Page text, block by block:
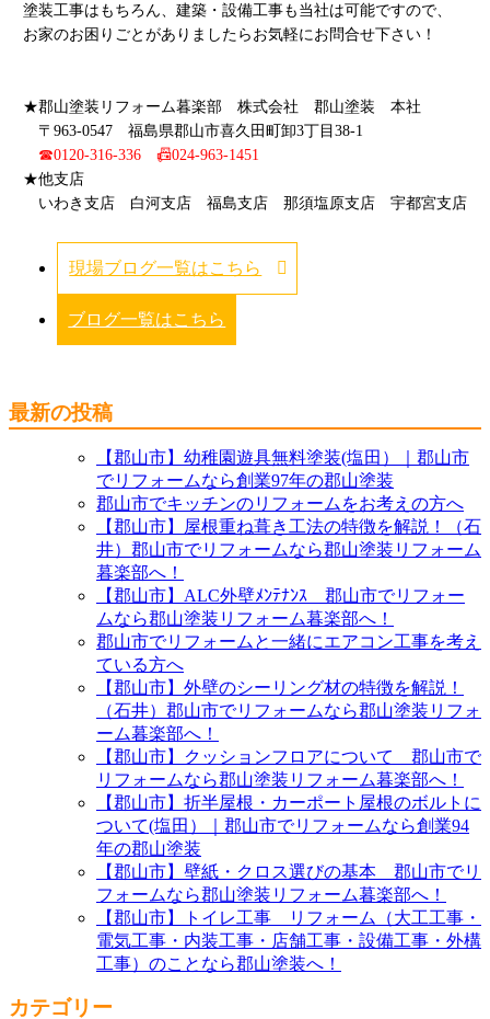
塗装工事はもちろん、建築・設備工事も当社は可能ですので、
お家のお困りごとがありましたらお気軽にお問合せ下さい！
★郡山塗装リフォーム暮楽部 株式会社 郡山塗装 本社
〒963-0547 福島県郡山市喜久田町卸3丁目38-1
☎0120-316-336 📠024-963-1451
★他支店
いわき支店 白河支店 福島支店 那須塩原支店 宇都宮支店
現場ブログ一覧はこちら
ブログ一覧はこちら
最新の投稿
【郡山市】幼稚園遊具無料塗装(塩田）｜郡山市
でリフォームなら創業97年の郡山塗装
郡山市でキッチンのリフォームをお考えの方へ
【郡山市】屋根重ね葺き工法の特徴を解説！（石
井）郡山市でリフォームなら郡山塗装リフォーム
暮楽部へ！
【郡山市】ALC外壁ﾒﾝﾃﾅﾝｽ 郡山市でリフォー
ムなら郡山塗装リフォーム暮楽部へ！
郡山市でリフォームと一緒にエアコン工事を考え
ている方へ
【郡山市】外壁のシーリング材の特徴を解説！
（石井）郡山市でリフォームなら郡山塗装リフォ
ーム暮楽部へ！
【郡山市】クッションフロアについて 郡山市で
リフォームなら郡山塗装リフォーム暮楽部へ！
【郡山市】折半屋根・カーポート屋根のボルトに
ついて(塩田）｜郡山市でリフォームなら創業94
年の郡山塗装
【郡山市】壁紙・クロス選びの基本 郡山市でリ
フォームなら郡山塗装リフォーム暮楽部へ！
【郡山市】トイレ工事 リフォーム（大工工事・
電気工事・内装工事・店舗工事・設備工事・外構
工事）のことなら郡山塗装へ！
カテゴリー